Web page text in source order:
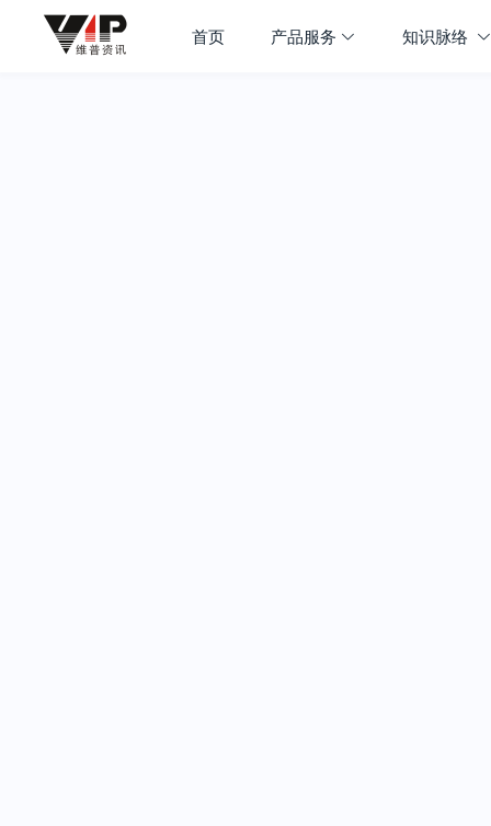
首页 产品服务 知识脉络